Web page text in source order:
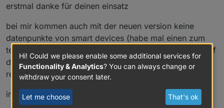
erstmal danke für deinen einsatz
bei mir kommen auch mit der neuen version keine
datenpunkte von smart devices (habe mal einen zum
test gelöscht) , die über einen skill verbunden sind - auf
die existierenden dp wird weiterhin nicht vom adapter
reagiert
in der alexa app klappt alles mit dem schalten
Hi! Could we please enable some additional services for
Functionality & Analytics? You can always change or
withdraw your consent later.
Let me choose That's ok